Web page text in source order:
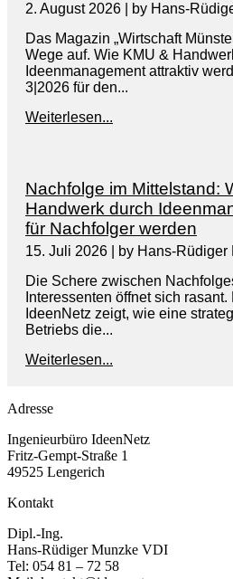
2. August 2026
by Hans-
Das Magazin „Wirtschaft
Wege auf. Wie KMU &
Ideenmanagement attraktiv
3|2026 für den...
Weiterlesen...
Nachfolge im Mittelstand:
Handwerk durch
für Nachfolger werden
15. Juli 2026
by Hans-Rüdiger
Die Schere zwischen
Interessenten öffnet sich
IdeenNetz zeigt, wie eine
Betriebs die...
Weiterlesen...
Adresse
Ingenieurbüro IdeenNetz
Fritz-Gempt-Straße 1
49525 Lengerich
Kontakt
Dipl.-Ing.
Hans-Rüdiger Munzke VDI
Tel: 054 81 – 72 58